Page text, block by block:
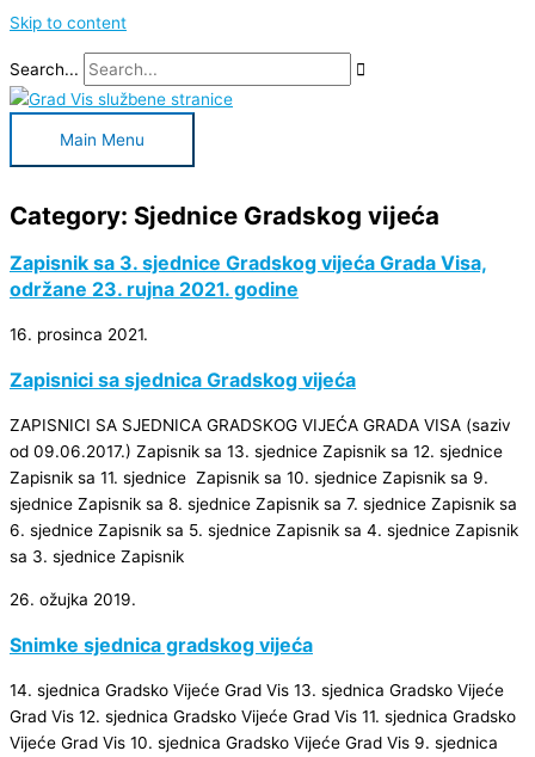
Skip to content
Search...
Main Menu
Category: Sjednice Gradskog vijeća
Zapisnik sa 3. sjednice Gradskog vijeća Grada Visa,
održane 23. rujna 2021. godine
16. prosinca 2021.
Zapisnici sa sjednica Gradskog vijeća
ZAPISNICI SA SJEDNICA GRADSKOG VIJEĆA GRADA VISA (saziv
od 09.06.2017.) Zapisnik sa 13. sjednice Zapisnik sa 12. sjednice
Zapisnik sa 11. sjednice Zapisnik sa 10. sjednice Zapisnik sa 9.
sjednice Zapisnik sa 8. sjednice Zapisnik sa 7. sjednice Zapisnik sa
6. sjednice Zapisnik sa 5. sjednice Zapisnik sa 4. sjednice Zapisnik
sa 3. sjednice Zapisnik
26. ožujka 2019.
Snimke sjednica gradskog vijeća
14. sjednica Gradsko Vijeće Grad Vis 13. sjednica Gradsko Vijeće
Grad Vis 12. sjednica Gradsko Vijeće Grad Vis 11. sjednica Gradsko
Vijeće Grad Vis 10. sjednica Gradsko Vijeće Grad Vis 9. sjednica